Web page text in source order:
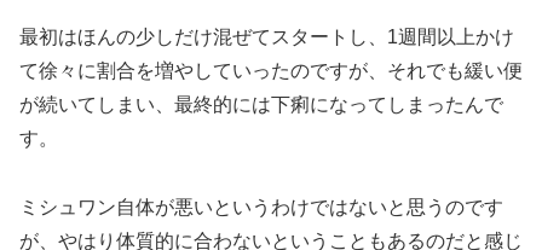
最初はほんの少しだけ混ぜてスタートし、1週間以上かけ
て徐々に割合を増やしていったのですが、それでも緩い便
が続いてしまい、最終的には下痢になってしまったんで
す。
ミシュワン自体が悪いというわけではないと思うのです
が、やはり体質的に合わないということもあるのだと感じ